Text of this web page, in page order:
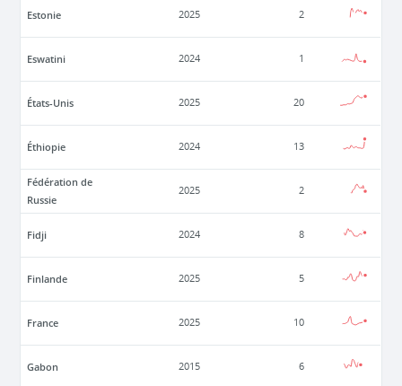
Estonie 2025 2
Eswatini 2024 1
États-Unis 2025 20
Éthiopie 2024 13
Fédération de
Russie
2025 2
Fidji 2024 8
Finlande 2025 5
France 2025 10
Gabon 2015 6